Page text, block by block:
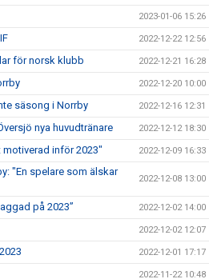
2023-01-06 15:26
2022-12-22 12:56
för norsk klubb 2022-12-21 16:28
2022-12-20 10:00
säsong i Norrby 2022-12-16 12:31
nya huvudtränare 2022-12-12 18:30
inför 2023" 2022-12-09 16:33
"En spelare som älskar
2022-12-08 13:00
på 2023” 2022-12-02 14:00
2022-12-02 12:07
2022-12-01 17:17
2022-11-22 10:48